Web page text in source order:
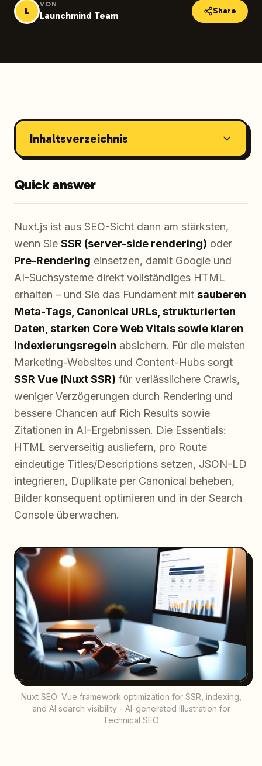
L
VON
Launchmind Team Share
Inhaltsverzeichnis
Quick answer
Nuxt.js ist aus SEO-Sicht dann am stärksten,
wenn Sie SSR (server-side rendering) oder
Pre-Rendering einsetzen, damit Google und
AI-Suchsysteme direkt vollständiges HTML
erhalten – und Sie das Fundament mit sauberen
Meta-Tags, Canonical URLs, strukturierten
Daten, starken Core Web Vitals sowie klaren
Indexierungsregeln absichern. Für die meisten
Marketing-Websites und Content-Hubs sorgt
SSR Vue (Nuxt SSR) für verlässlichere Crawls,
weniger Verzögerungen durch Rendering und
bessere Chancen auf Rich Results sowie
Zitationen in AI-Ergebnissen. Die Essentials:
HTML serverseitig ausliefern, pro Route
eindeutige Titles/Descriptions setzen, JSON-LD
integrieren, Duplikate per Canonical beheben,
Bilder konsequent optimieren und in der Search
Console überwachen.
Nuxt SEO: Vue framework optimization for SSR, indexing,
and AI search visibility - AI-generated illustration for
Technical SEO